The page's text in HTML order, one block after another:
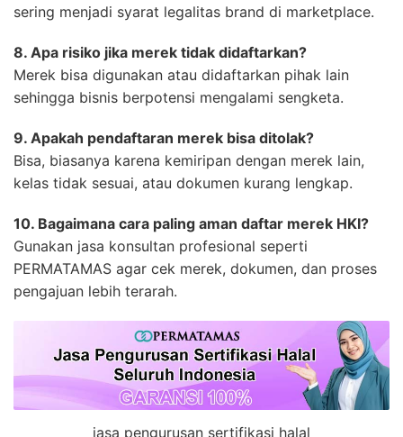
sering menjadi syarat legalitas brand di marketplace.
8. Apa risiko jika merek tidak didaftarkan?
Merek bisa digunakan atau didaftarkan pihak lain
sehingga bisnis berpotensi mengalami sengketa.
9. Apakah pendaftaran merek bisa ditolak?
Bisa, biasanya karena kemiripan dengan merek lain,
kelas tidak sesuai, atau dokumen kurang lengkap.
10. Bagaimana cara paling aman daftar merek HKI?
Gunakan jasa konsultan profesional seperti
PERMATAMAS agar cek merek, dokumen, dan proses
pengajuan lebih terarah.
jasa pengurusan sertifikasi halal